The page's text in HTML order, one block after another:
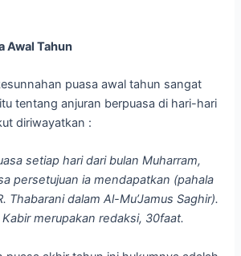
Awal Tahun
puasa awal tahun sangat
tentang anjuran berpuasa di hari-hari
diriwayatkan :
setiap hari dari bulan Muharram,
persetujuan ia mendapatkan (pahala
Thabarani dalam Al-Mu’Jamus Saghir).
Kabir merupakan redaksi, 30faat.